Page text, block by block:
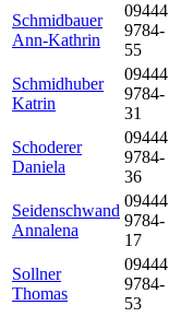
Schmidbauer
Ann-Kathrin
09444
9784-
55
Schmidhuber
Katrin
09444
9784-
31
Schoderer
Daniela
09444
9784-
36
Seidenschwand
Annalena
09444
9784-
17
Sollner
Thomas
09444
9784-
53